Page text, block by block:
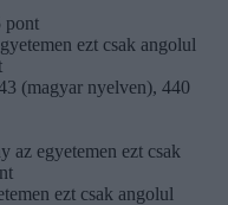
pont
ezt csak angolul
(magyar nyelven), 440
az egyetemen ezt csak
ezt csak angolul